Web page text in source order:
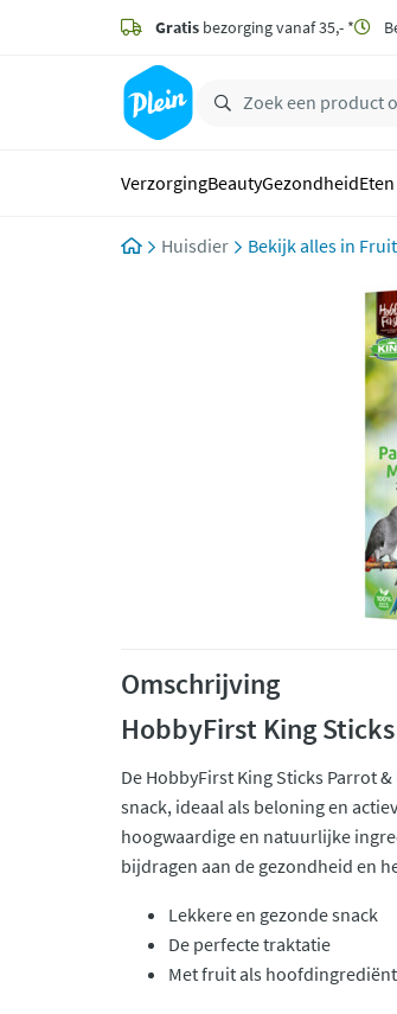
zoeken
hoofdinhoud
Gratis bezorging vanaf 35,- *
VerzorgingBeautyGezondheid
Huisdier
Omschrijving
HobbyFirst King
De HobbyFirst King Sticks Parrot
snack, ideaal als beloning en
hoogwaardige en natuurlijke
bijdragen aan de gezondheid en
Lekkere en gezonde snack
De perfecte traktatie
Met fruit als hoofdingrediënt